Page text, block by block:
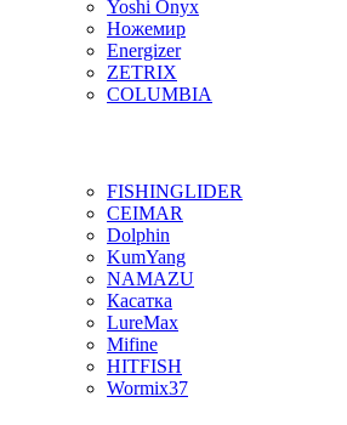
Yoshi Onyx
Ножемир
Energizer
ZETRIX
COLUMBIA
FISHINGLIDER
CEIMAR
Dolphin
KumYang
NAMAZU
Касатка
LureMax
Mifine
HITFISH
Wormix37